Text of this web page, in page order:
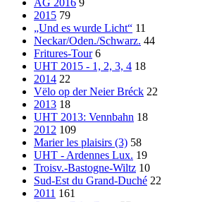
AG 2016 9
2015 79
„Und es wurde Licht“ 11
Neckar/Oden./Schwarz. 44
Fritures-Tour 6
UHT 2015 - 1, 2, 3, 4 18
2014 22
Vëlo op der Neier Bréck 22
2013 18
UHT 2013: Vennbahn 18
2012 109
Marier les plaisirs (3) 58
UHT - Ardennes Lux. 19
Troisv.-Bastogne-Wiltz 10
Sud-Est du Grand-Duché 22
2011 161